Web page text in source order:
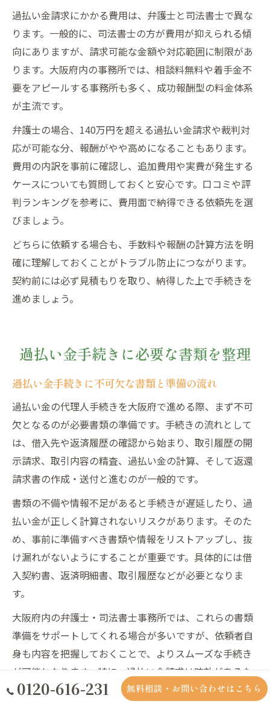
過払い金請求にかかる費用は、弁護士と司法書士で異な
ります。一般的に、司法書士の方が費用が抑えられる傾
向にありますが、請求可能な金額や対応範囲に制限があ
ります。大阪府内の事務所では、相談料無料や着手金不
要をアピールする事務所も多く、成功報酬型の料金体系
が主流です。
弁護士の場合、140万円を超える過払い金請求や裁判対
応が可能な分、報酬がやや高めになることもあります。
費用の内訳を事前に確認し、追加費用や実費が発生する
ケースについても質問しておくと安心です。口コミや評
判ランキングを参考に、費用面で納得できる依頼先を選
びましょう。
どちらに依頼する場合も、手数料や報酬の計算方法を明
確に理解しておくことがトラブル防止につながります。
契約前には必ず見積もりを取り、納得した上で手続きを
進めましょう。
過払い金手続きに必要な書類を整理
過払い金手続きに不可欠な書類と準備の流れ
過払い金の代理人手続きを大阪府で進める際、まず不可
欠となるのが必要書類の準備です。手続きの流れとして
は、借入先や返済履歴の確認から始まり、取引履歴の開
示請求、取引内容の精査、過払い金の計算、そして返還
請求書の作成・送付と進むのが一般的です。
書類の不備や情報不足があると手続きが遅延したり、過
払い金が正しく計算されないリスクがあります。そのた
め、事前に準備すべき書類や情報をリストアップし、抜
け漏れがないようにすることが重要です。具体的には借
入契約書、返済明細書、取引履歴などが必要となりま
す。
大阪府内の弁護士・司法書士事務所では、これらの書類
準備をサポートしてくれる場合が多いですが、依頼者自
身も内容を把握しておくことで、よりスムーズな手続き
が可能となります。特に、過払い金請求は時効があるた
め、早めの準備が成功のポイントとなります。
0120-616-231 無料相談・お問い合わせはこちら